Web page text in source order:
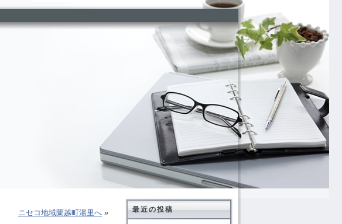
ニセコ地域蘭越町湯里へ » 最近の投稿